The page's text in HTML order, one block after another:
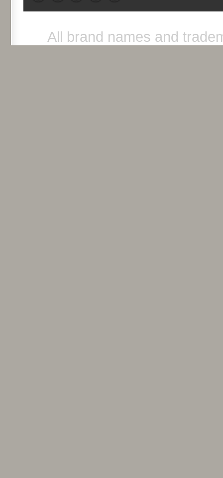
All brand names and